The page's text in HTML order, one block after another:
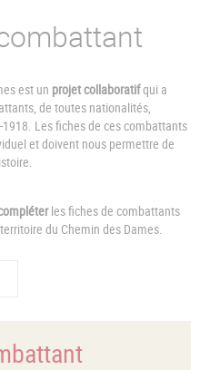
est un projet collaboratifqui a
de toutes nationalités,
Les fiches de ces combattants
et doivent nous permettre de
les fiches de combattants
du Chemin des Dames.